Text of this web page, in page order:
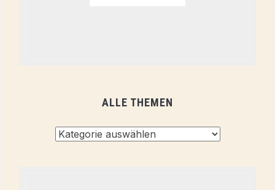
ALLE THEMEN